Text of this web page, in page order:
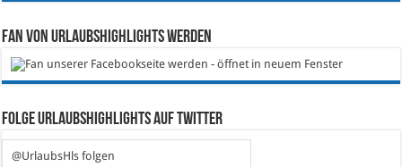
Fan von Urlaubshighlights werden
Folge Urlaubshighlights auf Twitter
@UrlaubsHls folgen